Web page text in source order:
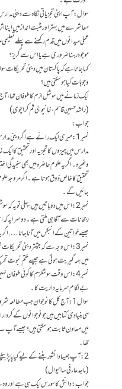
سوال: آپ اپنی تجزیاتی نگاہ سے دینی
معاشرے میں بہتر اور مثبت انداز میں اپنا
عملی میدانوں میں قدم رکھنے سے پہلے
موجود رہنا ضروری ہے یا اس سے گریز؟
کہا جاتا ہے کہ پاکستان میں دینی
وجوہات کیا ہوسکتی ہیں؟
ایک زمانے میں سوشل ازم کا طوفان تھا،
(راشد حسین قاسم، خانیوالی ثم کراچوی)
جواب:
نمبر 1: میری ایک رائے ہے اگر
مدارس میں چیزوں کا تجزیہ اور تحقیق کا
وغیرہ۔ اگریہ علوم حاضرہ میں بھی سنجیدگی
تحقیق کا خاص ذوق ہوتا ہے۔ اگر مروجہ
جائیں گے۔
نمبر 2: اس میں دو باتیں ہیں؛ پہلی تو
رجحانات سے آگاہی ملتی ہے۔دوسرا یہ
جیسے خواتین کے انبکس میں آنا جانا….
نمبر3: اس وجہ سے کہ بیشتردینی
میں ہمہ گیریت ہوتی ہے جیسے ختم نبوت
نمبر4: اس وقت سوشلزم کا کوئی
بےلگام سرمایہ داریت کا۔
سوال1: آج کل کا نوجوان جب
سی بنیادی کتابیں ہیں جو نوجوانوں کے
میں معاون ثابت ہوسکتی ہیں؟ جیسے آپ نے
تھا۔
2:آپ جیسا دانشور بننے کے لیے کیا پاپڑ بیلنے پڑیں گے؟
(ماجد عارفی ساہیوال)
جواب: دانش کا سورس ایک ہی ہے اور